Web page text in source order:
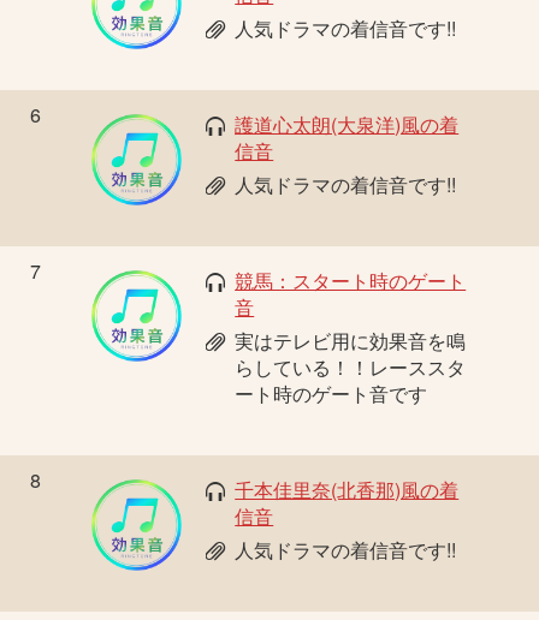
人気ドラマの着信音です!!
6
護道心太朗(大泉洋)風の着
信音
人気ドラマの着信音です!!
7
競馬：スタート時のゲート
音
実はテレビ用に効果音を鳴
らしている！！レーススタ
ート時のゲート音です
8
千本佳里奈(北香那)風の着
信音
人気ドラマの着信音です!!